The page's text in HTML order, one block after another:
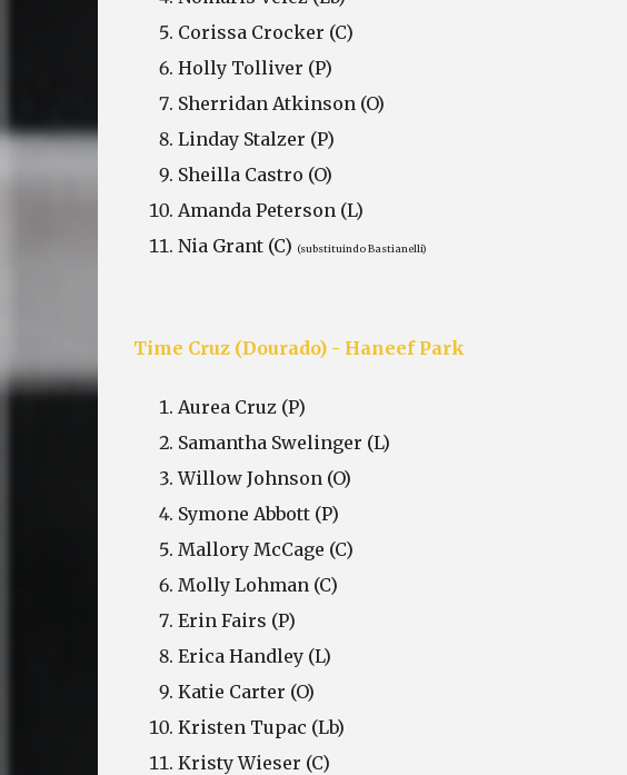
Corissa Crocker (C)
Holly Tolliver (P)
Sherridan Atkinson (O)
Linday Stalzer (P)
Sheilla Castro (O)
Amanda Peterson (L)
Nia Grant (C) (substituindo Bastianelli)
Time Cruz (Dourado) - Haneef Park
Aurea Cruz (P)
Samantha Swelinger (L)
Willow Johnson (O)
Symone Abbott (P)
Mallory McCage (C)
Molly Lohman (C)
Erin Fairs (P)
Erica Handley (L)
Katie Carter (O)
Kristen Tupac (Lb)
Kristy Wieser (C)